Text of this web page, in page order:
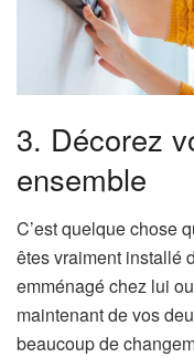
3. Décorez
ensemble
C’est quelque chose
êtes vraiment installé
emménagé chez lui
maintenant de vos
beaucoup de